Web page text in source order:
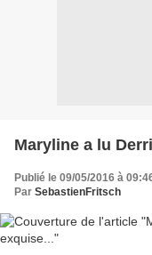
Maryline a lu
Publié le 09/05/2016 à
Par SebastienFritsch